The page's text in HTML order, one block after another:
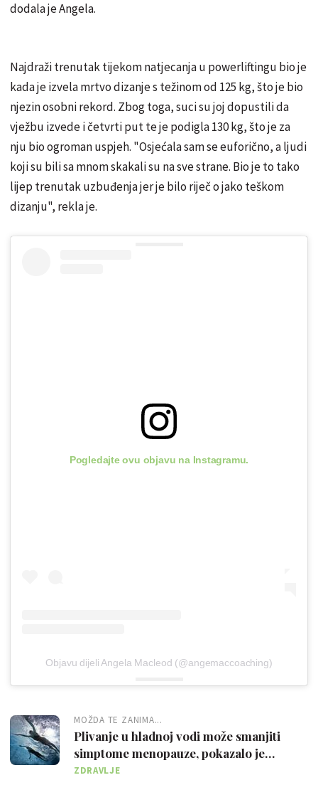
dodala je Angela.
Najdraži trenutak tijekom natjecanja u powerliftingu bio je
kada je izvela mrtvo dizanje s težinom od 125 kg, što je bio
njezin osobni rekord. Zbog toga, suci su joj dopustili da
vježbu izvede i četvrti put te je podigla 130 kg, što je za
nju bio ogroman uspjeh. "Osjećala sam se euforično, a ljudi
koji su bili sa mnom skakali su na sve strane. Bio je to tako
lijep trenutak uzbuđenja jer je bilo riječ o jako teškom
dizanju", rekla je.
Pogledajte ovu objavu na Instagramu.
Objavu dijeli Angela Macleod (@angemaccoaching)
MOŽDA TE ZANIMA...
Plivanje u hladnoj vodi može smanjiti
simptome menopauze, pokazalo je
istraživanje
ZDRAVLJE